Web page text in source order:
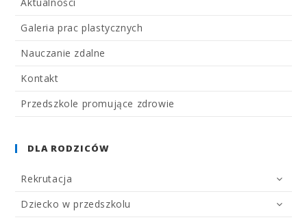
Galeria prac plastycznych
Nauczanie zdalne
Kontakt
Przedszkole promujące zdrowie
DLA RODZICÓW
Rekrutacja
Dziecko w przedszkolu